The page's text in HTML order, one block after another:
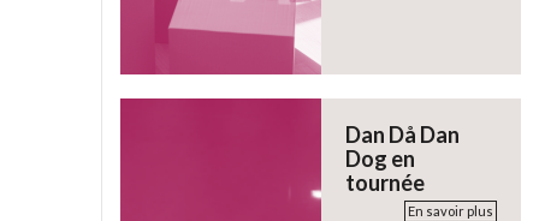
Dan Då Dan
Dog en
tournée
En savoir plus